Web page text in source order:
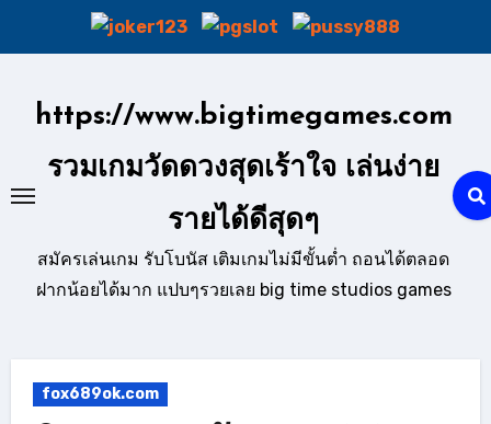
contenthttps://www.bigtimegames.com
รวมเกมวัดดวงสุดเร้าใจ เล่นง่าย
รายได้ดีสุดๆ
สมัครเล่นเกม รับโบนัส เติมเกมไม่มีขั้นต่ำ ถอนได้ตลอด
ฝากน้อยได้มาก แปบๆรวยเลย big time studios games
fox689ok.com